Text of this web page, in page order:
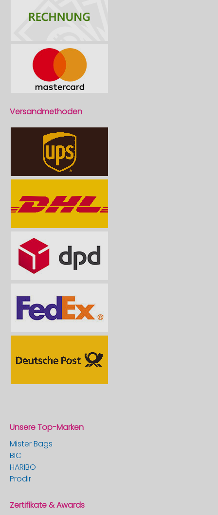
Versandmethoden
Unsere Top-Marken
Mister Bags
BIC
HARIBO
Prodir
Zertifikate & Awards